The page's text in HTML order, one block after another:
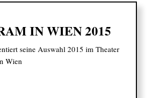
IN WIEN 2015
seine Auswahl 2015 im Theater
Wien